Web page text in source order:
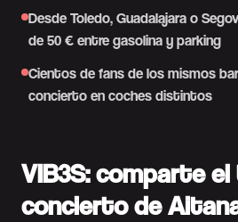
Desde Toledo, Guadalajara o
de 50 € entre gasolina y parking
Cientos de fans de los mismos
concierto en coches distintos
VIB3S: comparte
concierto de